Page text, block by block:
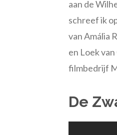
aan de
schreef ik
van Amália
en Loek
filmbedrijf
De